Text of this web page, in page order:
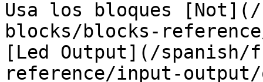
Usa los bloques
blocks/blocks-
[Led Output](/
reference/input-